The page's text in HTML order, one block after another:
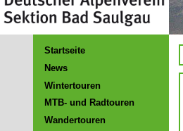
Startseite
News
Wintertouren
MTB- und Radtouren
Wandertouren